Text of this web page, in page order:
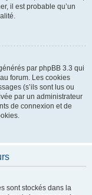
il est probable qu’un
par phpBB 3.3 qui
forum. Les cookies
(s’ils sont lus ou
par un administrateur
de connexion et de
sont stockés dans la